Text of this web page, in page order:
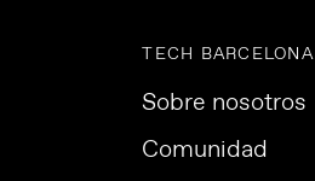
TECH BARCELONA
Sobre nosotros
Comunidad